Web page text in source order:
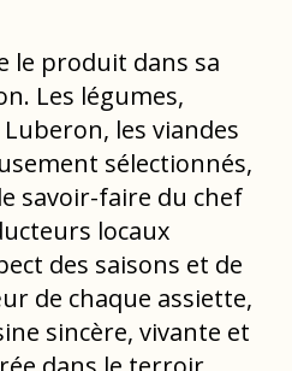
le produit dans sa
Les légumes,
les viandes
sélectionnés,
savoir-faire du chef
locaux
des saisons et de
de chaque assiette,
sincère, vivante et